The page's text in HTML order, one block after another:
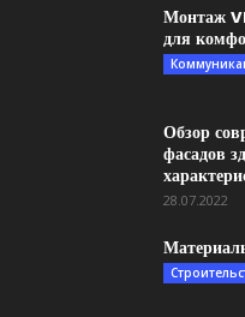
Монтаж
для
Обзор
фасадов
28.07.2022